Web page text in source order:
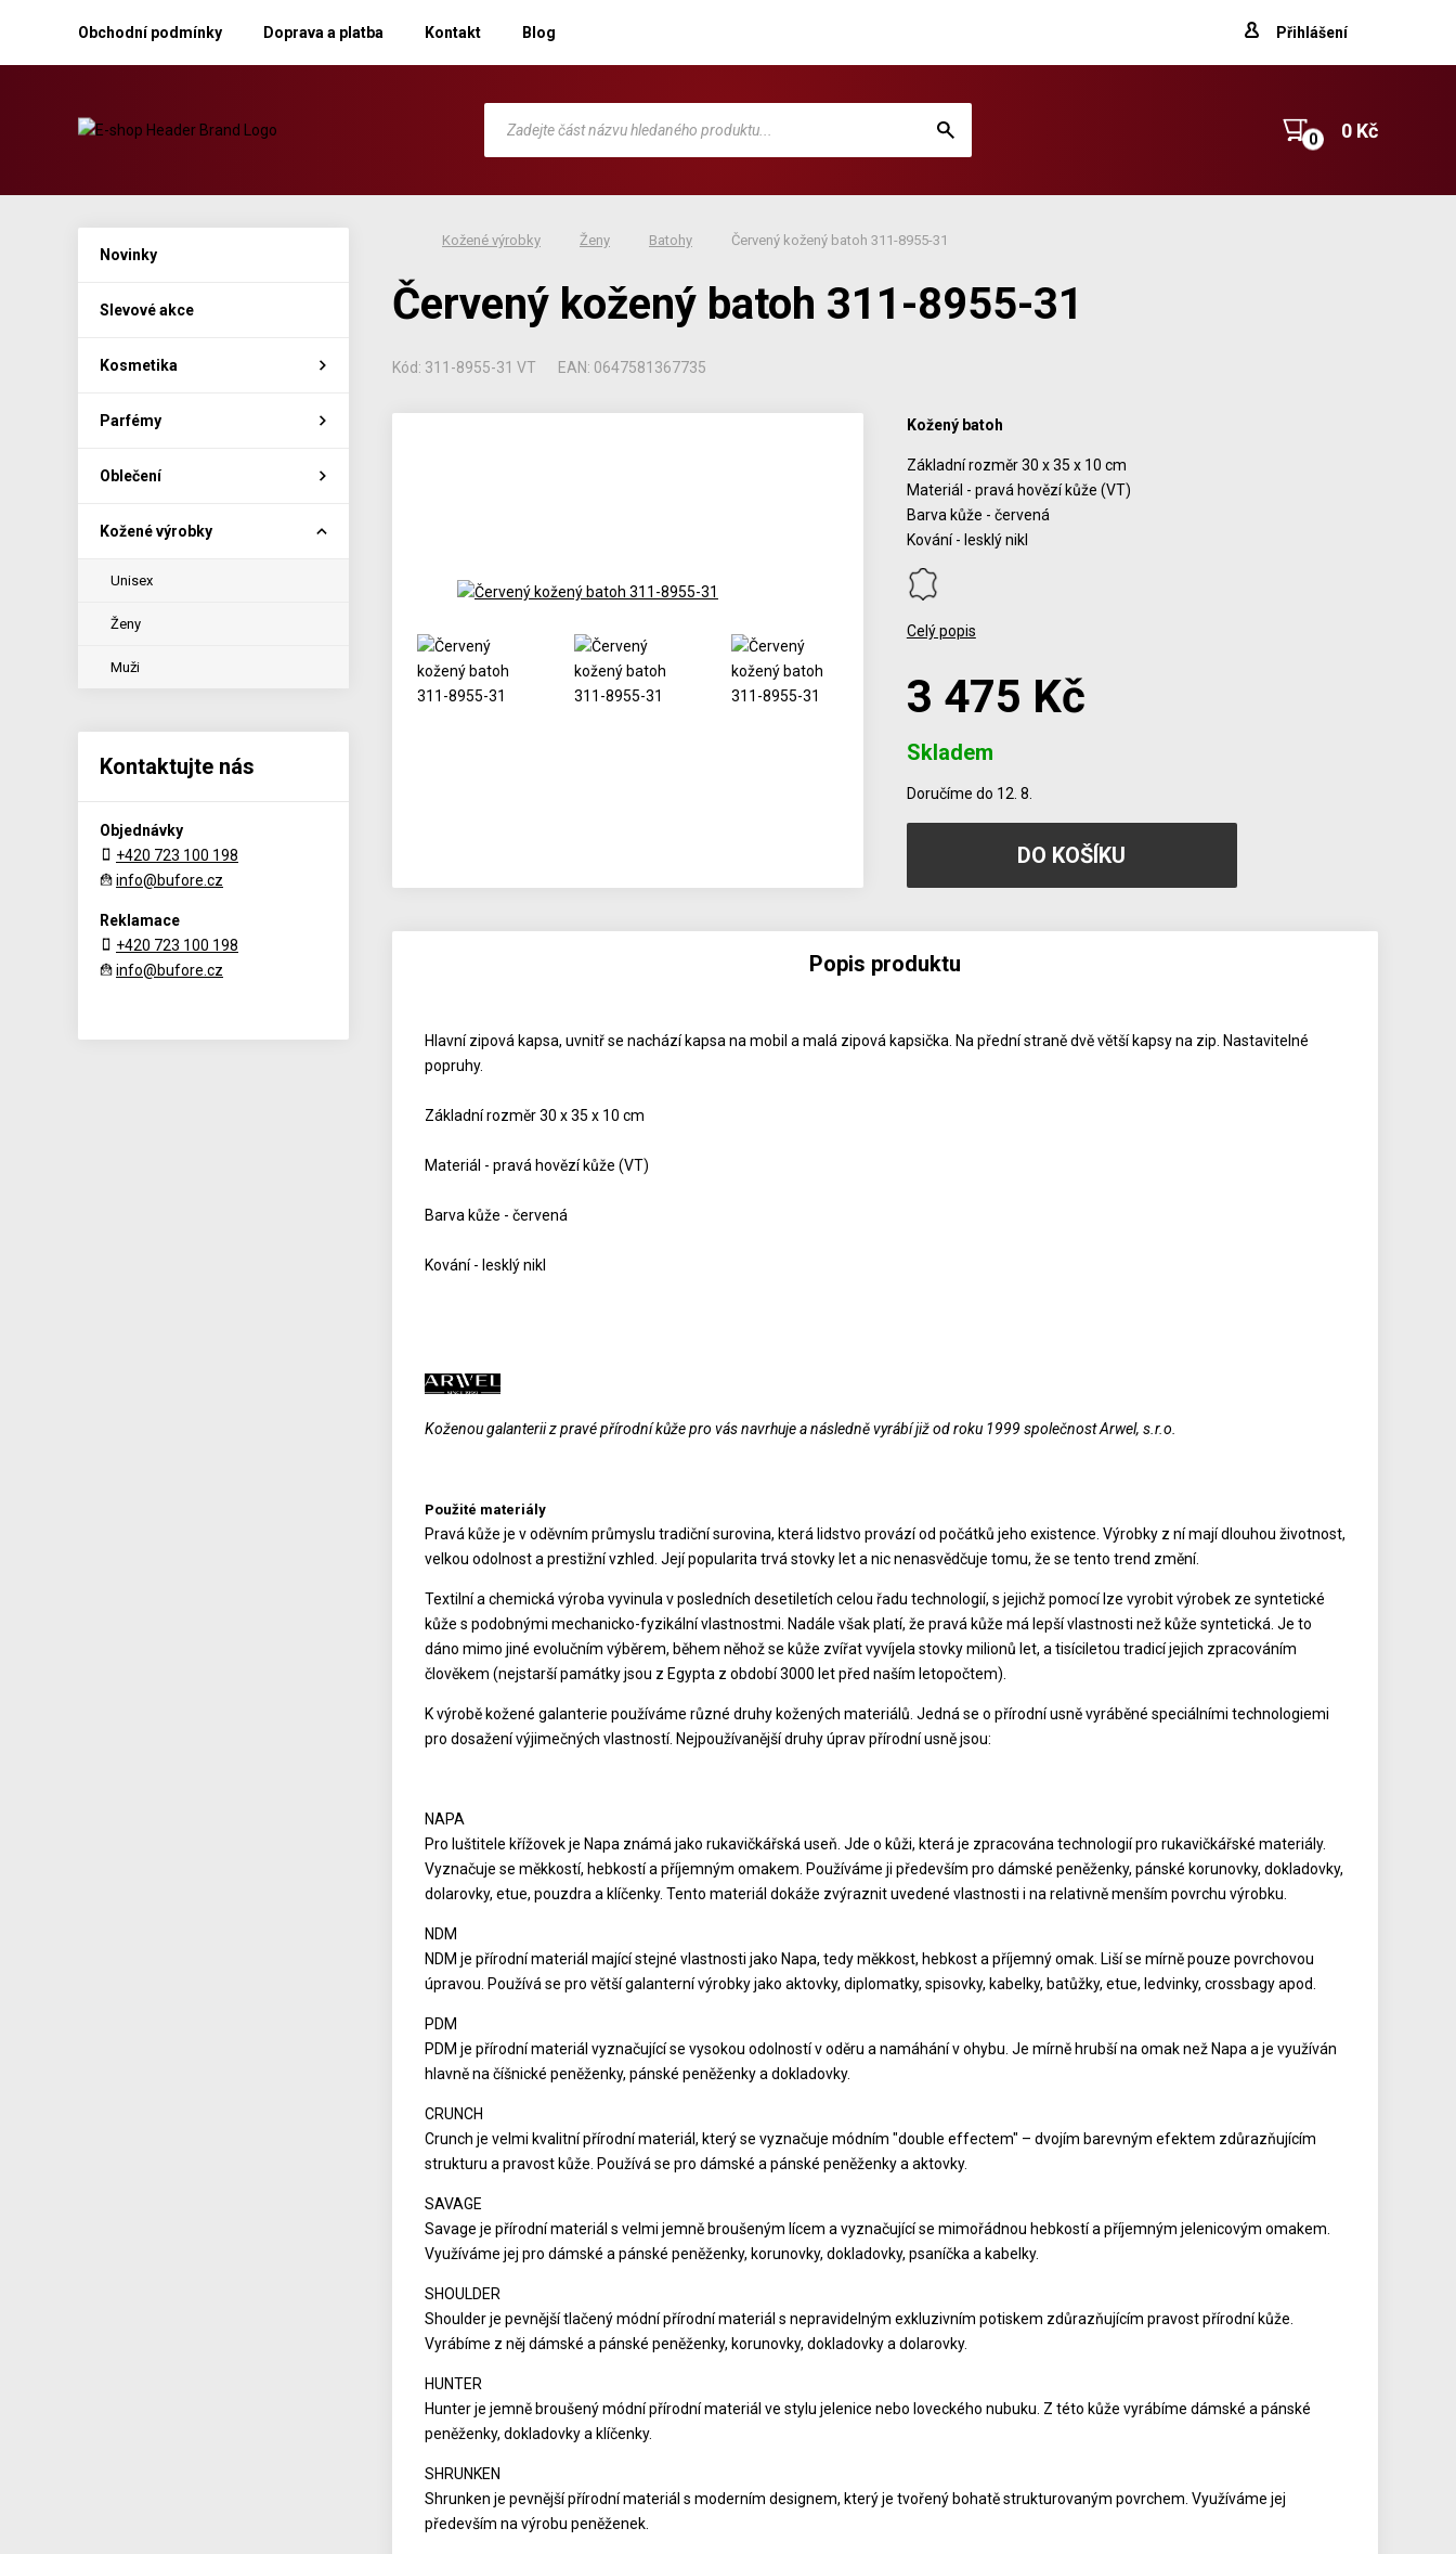
Obchodní podmínky Doprava a platba Kontakt Blog Přihlášení
0 Kč
Kožené výrobky Ženy Batohy Červený kožený batoh 311-8955-31
Červený kožený batoh 311-8955-31
Kód: 311-8955-31 VT EAN: 0647581367735
Kožený batoh
Základní rozměr 30 x 35 x 10 cm
Materiál - pravá hovězí kůže (VT)
Barva kůže - červená
Kování - lesklý nikl
Celý popis
3 475 Kč
Skladem
Doručíme do 12. 8.
Popis produktu
Hlavní zipová kapsa, uvnitř se nachází kapsa na mobil a malá zipová kapsička. Na přední straně dvě větší kapsy na zip. Nastavitelné
popruhy.
Základní rozměr 30 x 35 x 10 cm
Materiál - pravá hovězí kůže (VT)
Barva kůže - červená
Kování - lesklý nikl
Koženou galanterii z pravé přírodní kůže pro vás navrhuje a následně vyrábí již od roku 1999 společnost Arwel, s.r.o.
Použité materiály
Pravá kůže je v oděvním průmyslu tradiční surovina, která lidstvo provází od počátků jeho existence. Výrobky z ní mají dlouhou životnost,
velkou odolnost a prestižní vzhled. Její popularita trvá stovky let a nic nenasvědčuje tomu, že se tento trend změní.
Textilní a chemická výroba vyvinula v posledních desetiletích celou řadu technologií, s jejichž pomocí lze vyrobit výrobek ze syntetické
kůže s podobnými mechanicko-fyzikální vlastnostmi. Nadále však platí, že pravá kůže má lepší vlastnosti než kůže syntetická. Je to
dáno mimo jiné evolučním výběrem, během něhož se kůže zvířat vyvíjela stovky milionů let, a tisíciletou tradicí jejich zpracováním
člověkem (nejstarší památky jsou z Egypta z období 3000 let před naším letopočtem).
K výrobě kožené galanterie používáme různé druhy kožených materiálů. Jedná se o přírodní usně vyráběné speciálními technologiemi
pro dosažení výjimečných vlastností. Nejpoužívanější druhy úprav přírodní usně jsou:
NAPA
Pro luštitele křížovek je Napa známá jako rukavičkářská useň. Jde o kůži, která je zpracována technologií pro rukavičkářské materiály.
Vyznačuje se měkkostí, hebkostí a příjemným omakem. Používáme ji především pro dámské peněženky, pánské korunovky, dokladovky,
dolarovky, etue, pouzdra a klíčenky. Tento materiál dokáže zvýraznit uvedené vlastnosti i na relativně menším povrchu výrobku.
NDM
NDM je přírodní materiál mající stejné vlastnosti jako Napa, tedy měkkost, hebkost a příjemný omak. Liší se mírně pouze povrchovou
úpravou. Používá se pro větší galanterní výrobky jako aktovky, diplomatky, spisovky, kabelky, batůžky, etue, ledvinky, crossbagy apod.
PDM
PDM je přírodní materiál vyznačující se vysokou odolností v oděru a namáhání v ohybu. Je mírně hrubší na omak než Napa a je využíván
hlavně na číšnické peněženky, pánské peněženky a dokladovky.
CRUNCH
Crunch je velmi kvalitní přírodní materiál, který se vyznačuje módním "double effectem" – dvojím barevným efektem zdůrazňujícím
strukturu a pravost kůže. Používá se pro dámské a pánské peněženky a aktovky.
SAVAGE
Savage je přírodní materiál s velmi jemně broušeným lícem a vyznačující se mimořádnou hebkostí a příjemným jelenicovým omakem.
Využíváme jej pro dámské a pánské peněženky, korunovky, dokladovky, psaníčka a kabelky.
SHOULDER
Shoulder je pevnější tlačený módní přírodní materiál s nepravidelným exkluzivním potiskem zdůrazňujícím pravost přírodní kůže.
Vyrábíme z něj dámské a pánské peněženky, korunovky, dokladovky a dolarovky.
HUNTER
Hunter je jemně broušený módní přírodní materiál ve stylu jelenice nebo loveckého nubuku. Z této kůže vyrábíme dámské a pánské
peněženky, dokladovky a klíčenky.
SHRUNKEN
Shrunken je pevnější přírodní materiál s moderním designem, který je tvořený bohatě strukturovaným povrchem. Využíváme jej
především na výrobu peněženek.
Novinky
Slevové akce
Kosmetika
Parfémy
Oblečení
Kožené výrobky
Unisex
Ženy
Muži
Kontaktujte nás
Objednávky
+420 723 100 198
info@bufore.cz
Reklamace
+420 723 100 198
info@bufore.cz